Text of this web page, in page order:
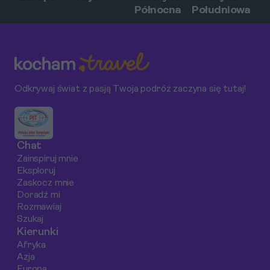
Północna
Południowa
Odkrywaj świat z pasją Twoja podróż zaczyna się tutaj!
Chat
Zainspiruj mnie
Eksploruj
Zaskocz mnie
Doradź mi
Rozmawiaj
Szukaj
Kierunki
Afryka
Azja